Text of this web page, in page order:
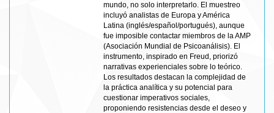
mundo, no solo interpretarlo. El muestreo
incluyó analistas de Europa y América
Latina (inglés/español/portugués), aunque
fue imposible contactar miembros de la AMP
(Asociación Mundial de Psicoanálisis). El
instrumento, inspirado en Freud, priorizó
narrativas experienciales sobre lo teórico.
Los resultados destacan la complejidad de
la práctica analítica y su potencial para
cuestionar imperativos sociales,
proponiendo resistencias desde el deseo y